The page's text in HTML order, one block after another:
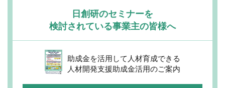
日創研のセミナーを
検討されている事業主の皆様へ
助成金を活用して人材育成できる
人材開発支援助成金活用のご案内